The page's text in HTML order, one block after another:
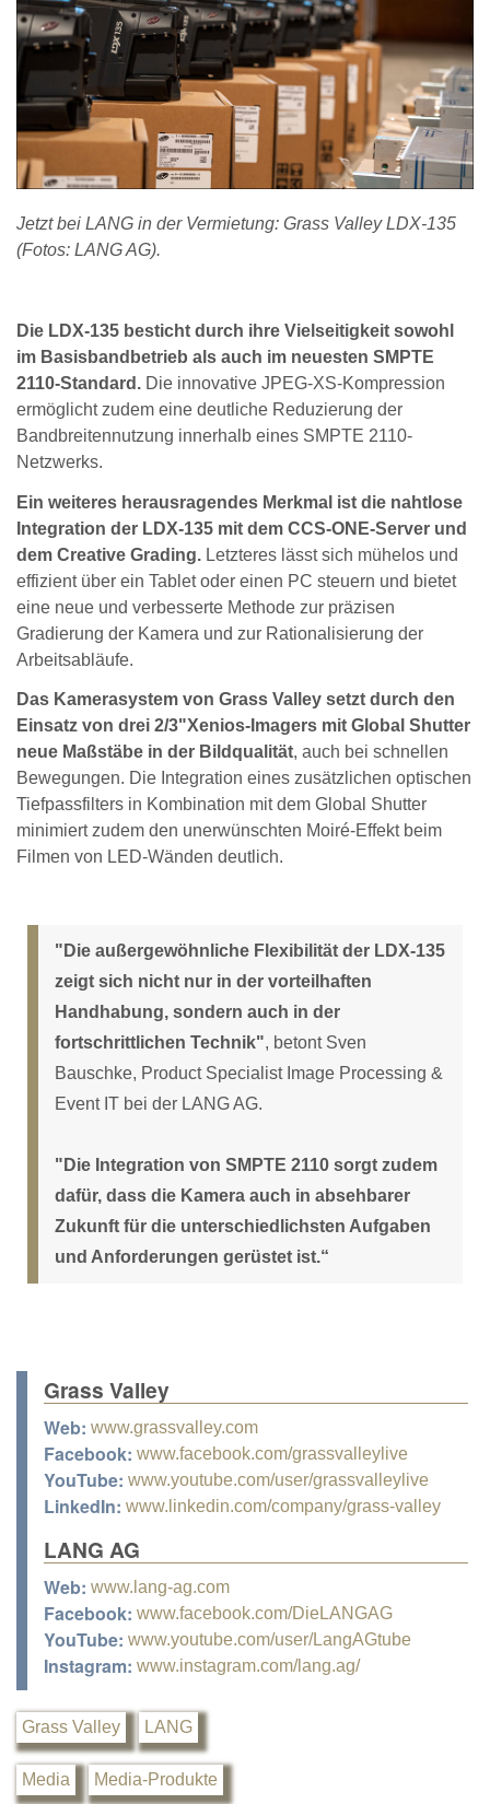
Jetzt bei LANG in der Vermietung: Grass Valley LDX-135
(Fotos: LANG AG).
Die LDX-135 besticht durch ihre Vielseitigkeit sowohl
im Basisbandbetrieb als auch im neuesten SMPTE
2110-Standard. Die innovative JPEG-XS-Kompression
ermöglicht zudem eine deutliche Reduzierung der
Bandbreitennutzung innerhalb eines SMPTE 2110-
Netzwerks.
Ein weiteres herausragendes Merkmal ist die nahtlose
Integration der LDX-135 mit dem CCS-ONE-Server und
dem Creative Grading. Letzteres lässt sich mühelos und
effizient über ein Tablet oder einen PC steuern und bietet
eine neue und verbesserte Methode zur präzisen
Gradierung der Kamera und zur Rationalisierung der
Arbeitsabläufe.
Das Kamerasystem von Grass Valley setzt durch den
Einsatz von drei 2/3"Xenios-Imagers mit Global Shutter
neue Maßstäbe in der Bildqualität, auch bei schnellen
Bewegungen. Die Integration eines zusätzlichen optischen
Tiefpassfilters in Kombination mit dem Global Shutter
minimiert zudem den unerwünschten Moiré-Effekt beim
Filmen von LED-Wänden deutlich.
"Die außergewöhnliche Flexibilität der LDX-135
zeigt sich nicht nur in der vorteilhaften
Handhabung, sondern auch in der
fortschrittlichen Technik", betont Sven
Bauschke, Product Specialist Image Processing &
Event IT bei der LANG AG.
"Die Integration von SMPTE 2110 sorgt zudem
dafür, dass die Kamera auch in absehbarer
Zukunft für die unterschiedlichsten Aufgaben
und Anforderungen gerüstet ist.“
Grass Valley
Web: www.grassvalley.com
Facebook: www.facebook.com/grassvalleylive
YouTube: www.youtube.com/user/grassvalleylive
LinkedIn: www.linkedin.com/company/grass-valley
LANG AG
Web: www.lang-ag.com
Facebook: www.facebook.com/DieLANGAG
YouTube: www.youtube.com/user/LangAGtube
Instagram: www.instagram.com/lang.ag/
Grass Valley LANG
Media Media-Produkte